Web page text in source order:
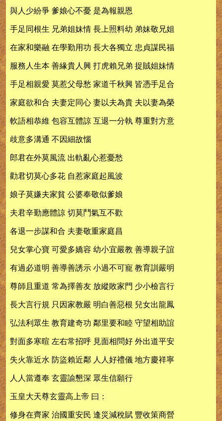
與人少紛爭 爹娘心不憂 是為報親恩
手足同根生 兄弟姐妹情 長上照料幼 弟妹敬兄姐
在家和樂融 在學勤用功 長大各獨立 忠貞謀民福
服務人生本 善緣貴人興 打虎賴兄弟 捉賊姐妹情
手足相親愛 莫惹父母愁 家道千秋興 皆憑手足合
家庭欲和合 夫妻定同心 妻以夫為貴 夫以妻為榮
軟語相恭維 包容互體諒 互退一分執 尊重對方意
歧意多溝通 不因細故惱
郎君在外莫風流 出軌亂心惹憂愁
勸君切莫心多花 自惹家庭起風波
娘子莫嫌夫家貧 公婆奉敬似爹娘
夫君辛勤應體諒 切莫鬥氣互不歡
各退一步謀和合 夫妻敬重家庭昌
兒女掌心寶 可愛多嬌容 幼小宜嚴教 善導親子誼
有過必道明 善導善誘示 小過不可寵 教育訓嚴明
尊師且重道 常為擇善友 放縱敗家門 少小檢言行
長大言行規 只因家教嚴 明白善惡根 兒女出龍鳳
弘法利眾生 教育建奇功 鄰里要和睦 守望相助誼
對面多寒暄 左右常招呼 見面相問好 外出道平安
失火靠近水 防盜賴近鄰 人人好禮儀 地方慶祥寧
人人當遵奉 玄靈諭懇深 眾生信願行
玉皇大天尊玄靈高上帝 曰：
修身在齊家 治國重安民 逢災減稅賦 豐收策商營